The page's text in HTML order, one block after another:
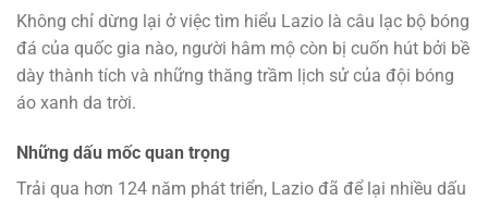
Không chỉ dừng lại ở việc tìm hiểu Lazio là câu lạc bộ bóng
đá của quốc gia nào, người hâm mộ còn bị cuốn hút bởi bề
dày thành tích và những thăng trầm lịch sử của đội bóng
áo xanh da trời.
Những dấu mốc quan trọng
Trải qua hơn 124 năm phát triển, Lazio đã để lại nhiều dấu